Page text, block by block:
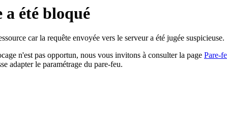
a été bloqué
car la requête envoyée vers le serveur a été jugée suspicieuse.
n'est pas opportun, nous vous invitons à consulter la page Pare-
adapter le paramétrage du pare-feu.